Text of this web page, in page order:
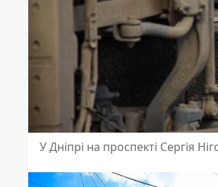
У Дніпрі на проспекті Сергія